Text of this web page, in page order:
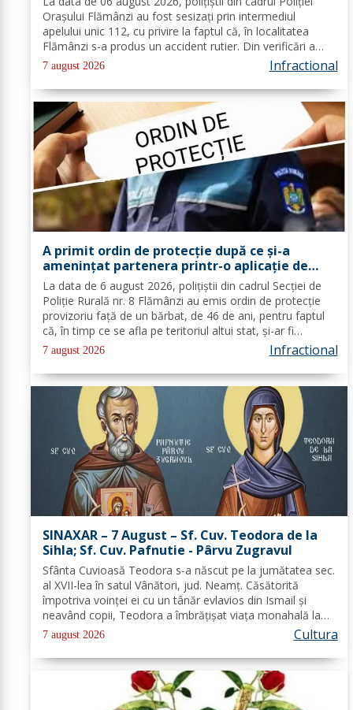
Orașului Flămânzi au fost sesizați prin intermediul
apelului unic 112, cu privire la faptul că, în localitatea
Flămânzi s-a produs un accident rutier. Din verificări a
reieșit faptul că, în timp ce se deplasa pe strada Tulburea
din orașul...
7 august 2026 Infractional
A primit ordin de protecție după ce și-a
amenințat partenera printr-o aplicație de
mesagerie
La data de 6 august 2026, polițiștii din cadrul Secției de
Poliție Rurală nr. 8 Flămânzi au emis ordin de protecție
provizoriu față de un bărbat, de 46 de ani, pentru faptul
că, în timp ce se afla pe teritoriul altui stat, și-ar fi
amenințat partenera, prin intermediul unor mesaje
transmise...
7 august 2026 Infractional
SINAXAR – 7 August – Sf. Cuv. Teodora de la
Sihla; Sf. Cuv. Pafnutie - Pârvu Zugravul
Sfânta Cuvioasă Teodora s-a născut pe la jumătatea sec.
al XVII-lea în satul Vânători, jud. Neamţ. Căsătorită
împotriva voinţei ei cu un tânăr evlavios din Ismail şi
neavând copii, Teodora a îmbrăţişat viaţa monahală la
Schitul Vărzăreşti, Vrancea, iar soţul ei, de asemenea, s-a
călugărit la...
7 august 2026 Cultura